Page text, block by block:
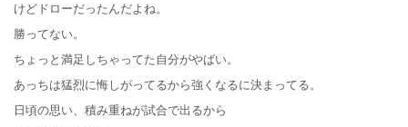
けどドローだったんだよね。
勝ってない。
ちょっと満足しちゃってた自分がやばい。
あっちは猛烈に悔しがってるから強くなるに決まってる。
日頃の思い、積み重ねが試合で出るから